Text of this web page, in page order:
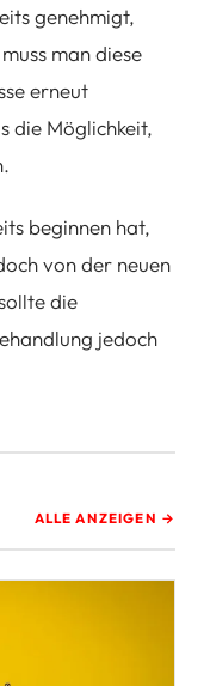
genehmigt,
man diese
erneut
die Möglichkeit,
beginnen hat,
von der neuen
die
jedoch
ALLE ANZEIGEN →